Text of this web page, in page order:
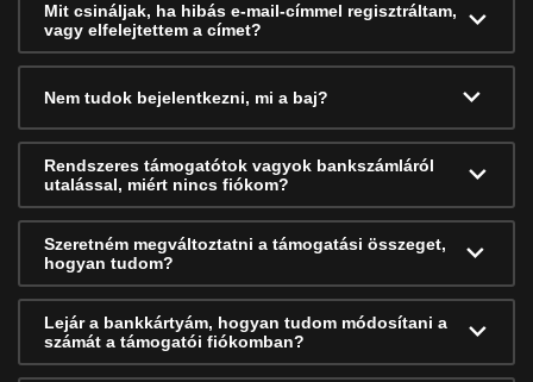
Mit csináljak, ha hibás e-mail-címmel regisztráltam,
vagy elfelejtettem a címet?
Nem tudok bejelentkezni, mi a baj?
Rendszeres támogatótok vagyok bankszámláról
utalással, miért nincs fiókom?
Szeretném megváltoztatni a támogatási összeget,
hogyan tudom?
Lejár a bankkártyám, hogyan tudom módosítani a
számát a támogatói fiókomban?